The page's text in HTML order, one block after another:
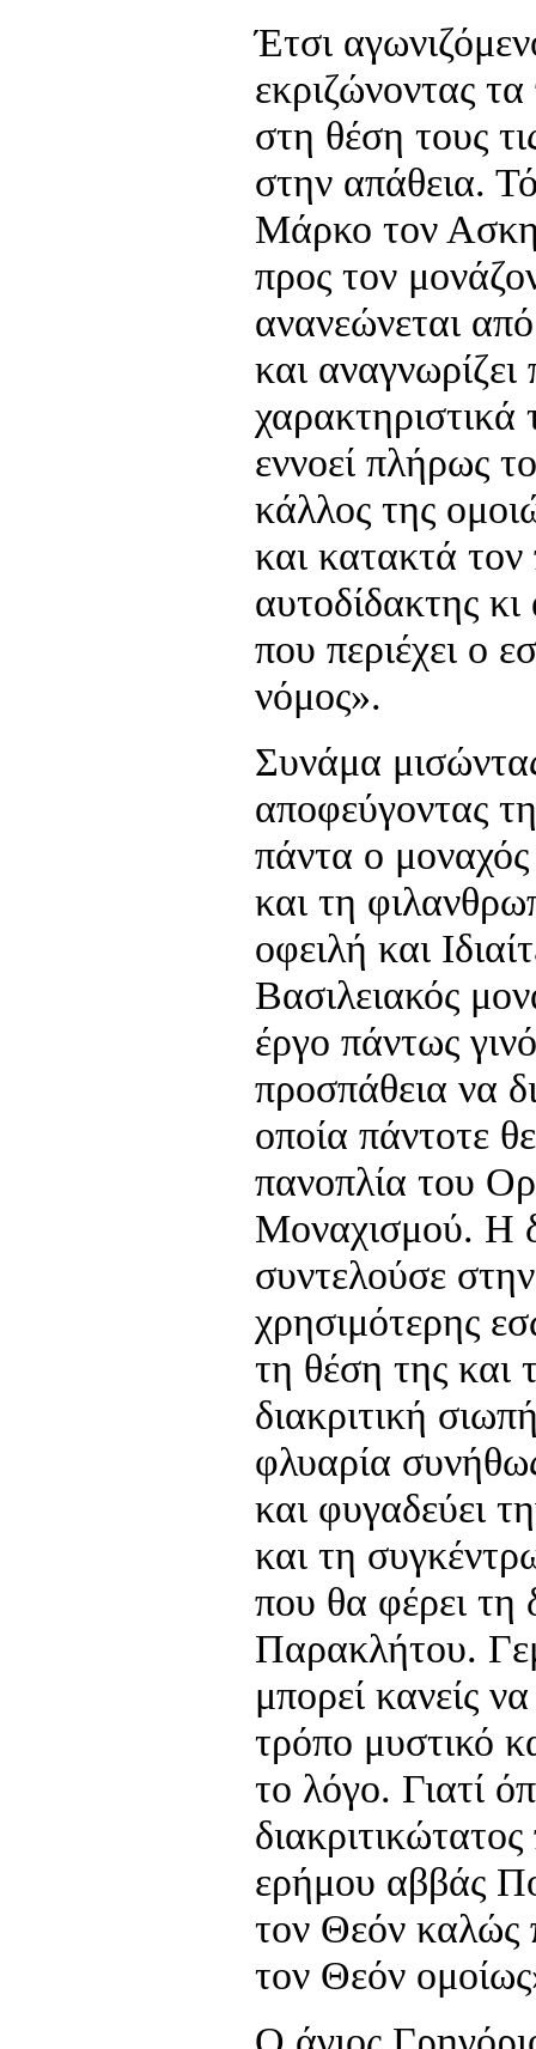
Έτσι
εκριζώνοντας
στη θέση τους
στην απάθεια.
Μάρκο τον
προς τον
ανανεώνεται
και
χαρακτηριστικά
εννοεί πλήρως
κάλλος της
και κατακτά
αυτοδίδακτης
που περιέχει ο
νόμος».
Συνάμα
αποφεύγοντας
πάντα ο μοναχός
και τη
οφειλή και
Βασιλειακός
έργο πάντως
προσπάθεια να
οποία πάντοτε
πανοπλία του
Μοναχισμού. Η
συντελούσε
χρησιμότερης
τη θέση της και
διακριτική
φλυαρία
και φυγαδεύει
και τη
που θα φέρει τη
Παρακλήτου.
μπορεί κανείς
τρόπο μυστικό
το λόγο. Γιατί
ερήμου αββάς
τον Θεόν καλώς
τον Θεόν